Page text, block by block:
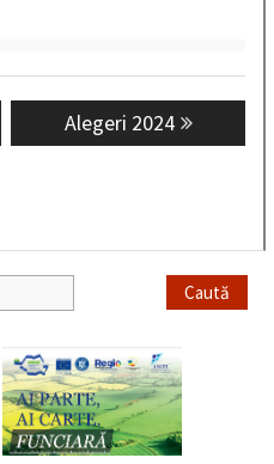
Next
post:
Alegeri 2024